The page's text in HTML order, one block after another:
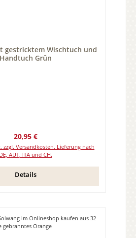
gestricktem Wischtuch und
Handtuch Grün
Regulärer Preis:
20,95 €
zzgl. Versandkosten. Lieferung nach
DE, AUT, ITA und CH.
Details